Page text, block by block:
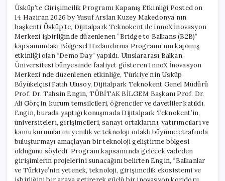
için
Üsküp’te Girişimcilik Programı Kapanış Etkinliği Posted on
14 Haziran 2026 by Yusuf Arslan Kuzey Makedonya’nın
başkenti Üsküp’te, Dijitalpark Teknokent ile InnoX İnovasyon
Merkezi işbirliğinde düzenlenen “Bridge to Balkans (B2B)”
kapsamındaki Bölgesel Hızlandırma Programı’nın kapanış
etkinliği olan “Demo Day” yapıldı. Uluslararası Balkan
Üniversitesi bünyesinde faaliyet gösteren InnoX İnovasyon
Merkezi’nde düzenlenen etkinliğe, Türkiye’nin Üsküp
Büyükelçisi Fatih Ulusoy, Dijitalpark Teknokent Genel Müdürü
Prof. Dr. Tahsin Engin, TÜBİTAK BİLGEM Başkanı Prof. Dr.
Ali Görçin, kurum temsilcileri, öğrenciler ve davetliler katıldı.
Engin, burada yaptığı konuşmada Dijitalpark Teknokent’in,
üniversiteleri, girişimcileri, sanayi ortaklarını, yatırımcıları ve
kamu kurumlarını yenilik ve teknoloji odaklı büyüme etrafında
buluşturmayı amaçlayan bir teknoloji geliştirme bölgesi
olduğunu söyledi. Program kapsamında gelecek vadeden
girişimlerin projelerini sunacağını belirten Engin, “Balkanlar
ve Türkiye’nin yetenek, teknoloji, girişimcilik ekosistemi ve